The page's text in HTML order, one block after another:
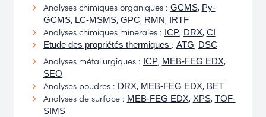
Analyses chimiques organiques : GCMS, Py-
GCMS, LC-MSMS, GPC, RMN, IRTF
Analyses chimiques minérales : ICP, DRX, CI
Etude des propriétés thermiques : ATG, DSC
Analyses métallurgiques : ICP, MEB-FEG EDX,
SEO
Analyses poudres : DRX, MEB-FEG EDX, BET
Analyses de surface : MEB-FEG EDX, XPS, TOF-
SIMS